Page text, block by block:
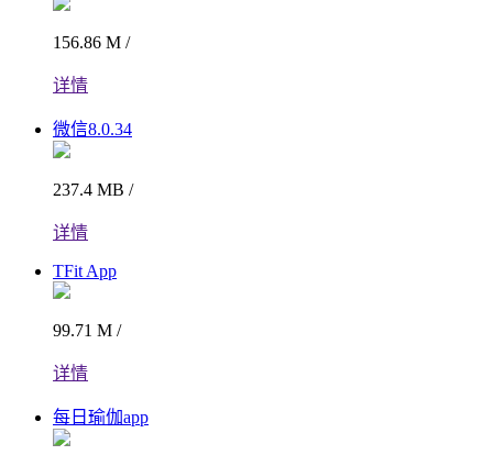
156.86 M /
详情
微信8.0.34
237.4 MB /
详情
TFit App
99.71 M /
详情
每日瑜伽app